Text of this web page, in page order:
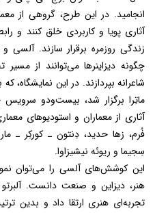
انجامید. در این طرح، گروهی از
آثاری پویا و کاربردی خلق کنند و
زندگی روزمره برقرار سازند. آلسی
چگونه دیزاینرها می‌توانند از
شاعرانه بپردازند. در این نمایشگاه،
ماتِرا برگزار شد، بیست‌ودو
آثاری از معماران و استودیوهای
فُرم، زها حدید، دِنتون ـ کورکِر ـ
سِجیما و ریوئه نیشیزاوا.
این کوشش‌های آلسی را می‌توان
هنر، دیزاین و صنعت دانست.
تجربه‌ای هنری ارتقا داد و بدین